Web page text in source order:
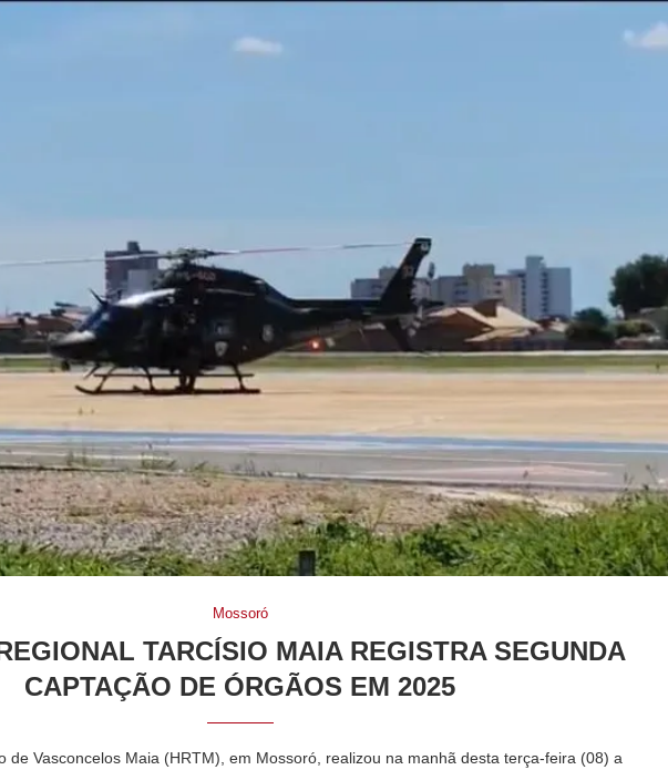
Mossoró
TARCÍSIO MAIA REGISTRA SEGUNDA
CAPTAÇÃO DE ÓRGÃOS EM 2025
de Vasconcelos Maia (HRTM), em Mossoró, realizou na manhã desta terça-feira (08) a